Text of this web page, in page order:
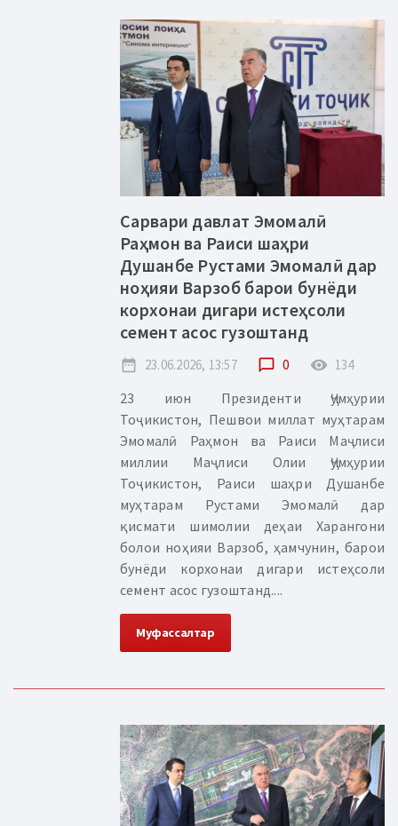
Сарвари давлат Эмомалӣ
Раҳмон ва Раиси шаҳри
Душанбе Рустами Эмомалӣ дар
ноҳияи Варзоб барои бунёди
корхонаи дигари истеҳсоли
семент асос гузоштанд
date_range 23.06.2026, 13:57 chat_bubble_outline 0 remove_red_eye 134
23 июн Президенти Ҷумҳурии
Тоҷикистон, Пешвои миллат муҳтарам
Эмомалӣ Раҳмон ва Раиси Маҷлиси
миллии Маҷлиси Олии Ҷумҳурии
Тоҷикистон, Раиси шаҳри Душанбе
муҳтарам Рустами Эмомалӣ дар
қисмати шимолии деҳаи Харангони
болои ноҳияи Варзоб, ҳамчунин, барои
бунёди корхонаи дигари истеҳсоли
семент асос гузоштанд....
Муфассалтар